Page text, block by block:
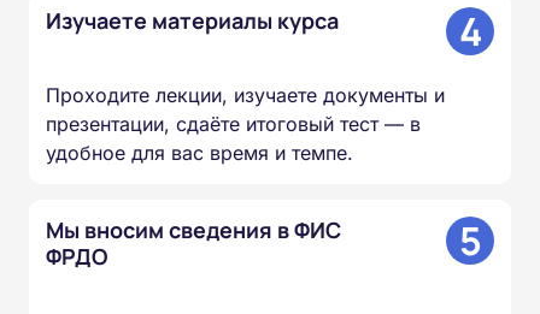
Изучаете материалы курса 4
Проходите лекции, изучаете документы и
презентации, сдаёте итоговый тест — в
удобное для вас время и темпе.
Мы вносим сведения в ФИС
ФРДО
5